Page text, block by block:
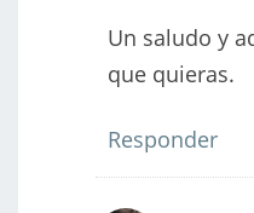
Un saludo y
que quieras.
Responder